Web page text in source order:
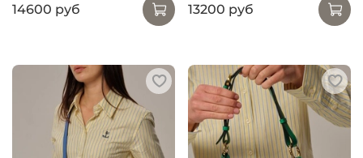
14600 руб
13200 руб